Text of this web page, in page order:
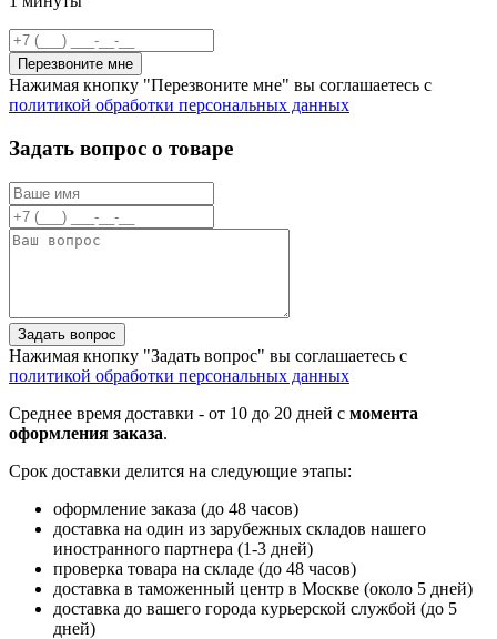
Перезвоните мне
Нажимая кнопку "Перезвоните мне" вы соглашаетесь с
политикой обработки персональных данных
Задать вопрос о товаре
Задать вопрос
Нажимая кнопку "Задать вопрос" вы соглашаетесь с
политикой обработки персональных данных
Среднее время доставки - от 10 до 20 дней с момента
оформления заказа.
Срок доставки делится на следующие этапы:
оформление заказа (до 48 часов)
доставка на один из зарубежных складов нашего
иностранного партнера (1-3 дней)
проверка товара на складе (до 48 часов)
доставка в таможенный центр в Москве (около 5 дней)
доставка до вашего города курьерской службой (до 5
дней)